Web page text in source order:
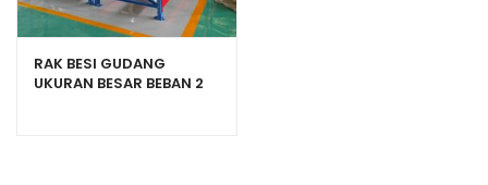
RAK BESI GUDANG
UKURAN BESAR BEBAN 2